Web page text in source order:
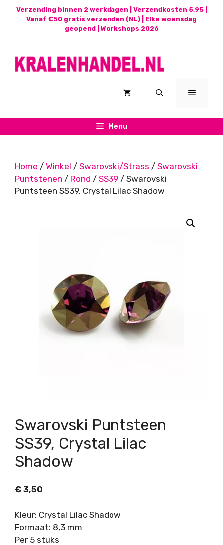
Verzending binnen 2 werkdagen | Verzendkosten 5,95 |
Vanaf €50 gratis verzenden (NL) | Elke woensdag
geopend | Workshops 2026
Menu
Menu
Home / Winkel / Swarovski/Strass / Swarovski
Puntstenen / Rond / SS39 / Swarovski
Puntsteen SS39, Crystal Lilac Shadow
Swarovski Puntsteen
SS39, Crystal Lilac
Shadow
€ 3,50
Kleur: Crystal Lilac Shadow
Formaat: 8,3 mm
Per 5 stuks